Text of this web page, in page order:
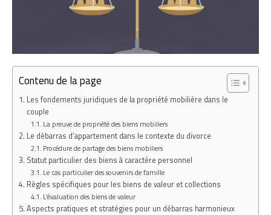
Contenu de la page
Les fondements juridiques de la propriété mobilière dans le
couple
La preuve de propriété des biens mobiliers
Le débarras d’appartement dans le contexte du divorce
Procédure de partage des biens mobiliers
Statut particulier des biens à caractère personnel
Le cas particulier des souvenirs de famille
Règles spécifiques pour les biens de valeur et collections
L’évaluation des biens de valeur
Aspects pratiques et stratégies pour un débarras harmonieux